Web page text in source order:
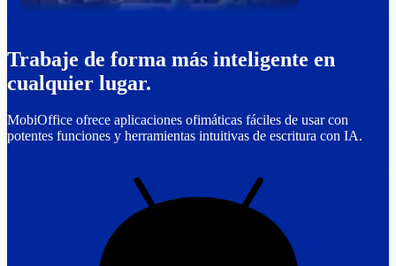
Trabaje de forma más inteligente en
cualquier lugar.
MobiOffice ofrece aplicaciones ofimáticas fáciles de usar con
potentes funciones y herramientas intuitivas de escritura con IA.